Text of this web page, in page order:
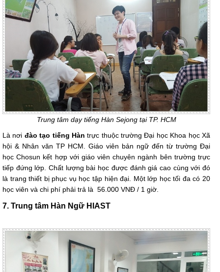
Trung tâm dạy tiếng Hàn Sejong tại TP. HCM
Là nơi đào tạo tiếng Hàn trực thuộc trường Đại học Khoa học Xã
hội & Nhân văn TP HCM. Giáo viên bản ngữ đến từ trường Đại
học Chosun kết hợp với giáo viên chuyên ngành bên trường trực
tiếp đứng lớp. Chất lượng bài học được đánh giá cao cùng với đó
là trang thiết bị phục vụ học tập hiện đại. Một lớp học tối đa có 20
học viên và chi phí phải trả là 56.000 VNĐ / 1 giờ.
7. Trung tâm Hàn Ngữ HIAST